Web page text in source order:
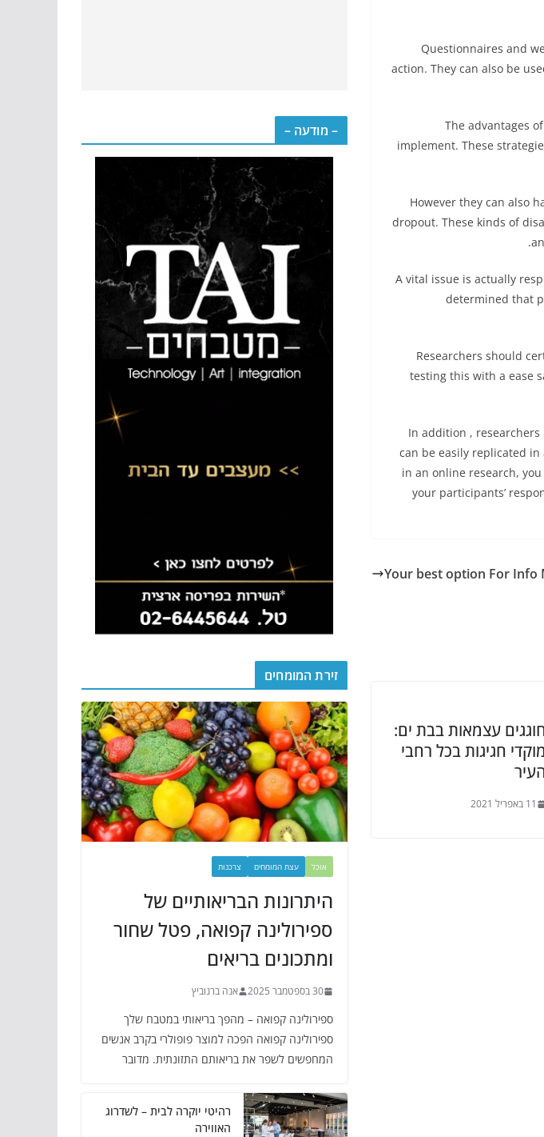
Questionnaires and
action. They can also be
The advantages
implement. These
However they can also
dropout. These kinds of
A vital issue is actually
determined that
Researchers should
testing this with a ease
In addition ,
can be easily replicated
in an online research,
your participants’
Your best option For Info
עצמאות בבת ים:
מוקדי חגיגות בכל רחבי
11 באפריל 2021
– מודעה –
זירת המומחים
אוכל עצת המומחים צרכנות
היתרונות הבריאותיים של
ספירולינה קפואה, פטל שחור
ומתכונים בריאים
30 בספטמבר 2025 אנה ברנוביץ
ספירולינה קפואה – מהפך בריאותי במטבח שלך
ספירולינה קפואה הפכה למוצר פופולרי בקרב אנשים
המחפשים לשפר את בריאותם התזונתית. מדובר
רהיטי יוקרה לבית – לשדרוג
האווירה